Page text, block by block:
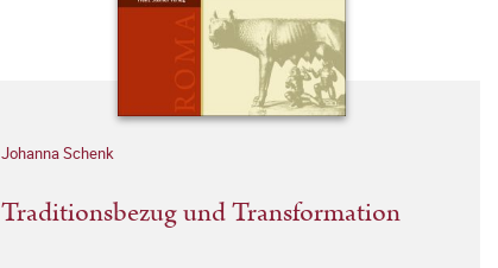
Johanna Schenk
Traditionsbezug und Transformation